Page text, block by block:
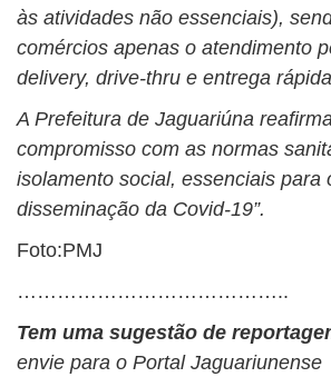
às atividades não essenciais),
comércios apenas o atendimento
delivery, drive-thru e entrega
A Prefeitura de Jaguariúna
compromisso com as normas
isolamento social, essenciais para
disseminação da Covid-19”.
Foto:PMJ
…………………………………..
Tem uma sugestão de
envie para o Portal Jaguariunense